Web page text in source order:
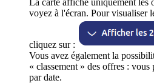
voyez à l'écran. Pour visualiser
cliquez sur :
Vous avez également la
« classement » des offres :
par date.